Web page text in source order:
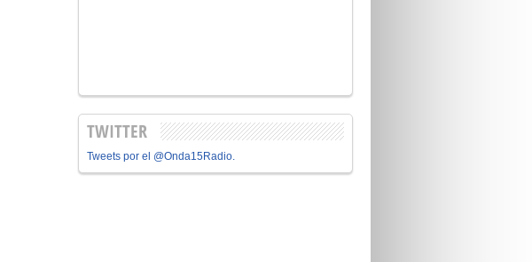
TWITTER
Tweets por el @Onda15Radio.